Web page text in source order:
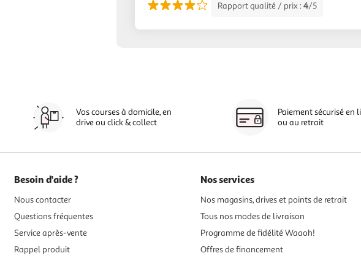
Rapport qualité / prix : 4/5
Vos courses à domicile, en
drive ou click & collect
Paiement sécurisé en
ou au retrait
Besoin d'aide ?
Nous contacter
Questions fréquentes
Service après-vente
Rappel produit
Nos services
Nos magasins, drives et points de retrait
Tous nos modes de livraison
Programme de fidélité Waaoh!
Offres de financement